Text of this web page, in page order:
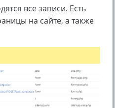
все записи. Есть
на сайте, а также